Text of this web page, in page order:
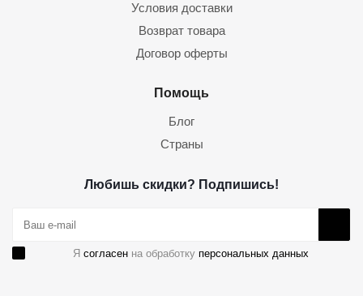
Условия доставки
Возврат товара
Договор оферты
Помощь
Блог
Страны
Любишь скидки? Подпишись!
Я согласен на обработку персональных данных